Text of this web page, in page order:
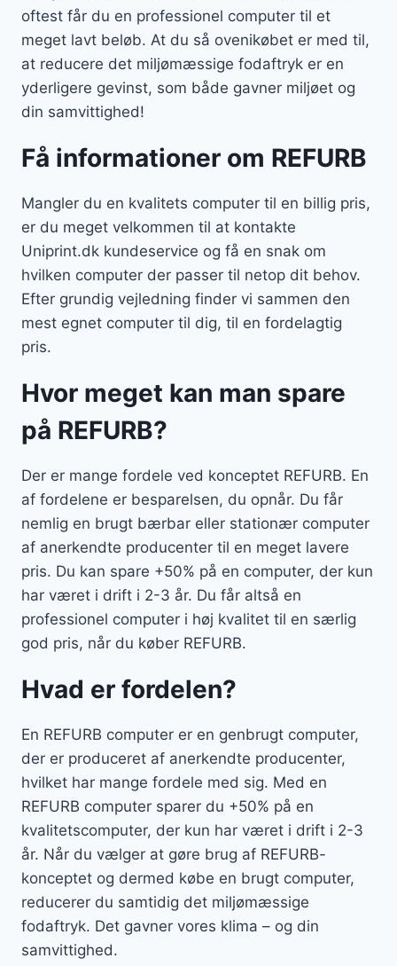
oftest får du en professionel computer til et
meget lavt beløb. At du så ovenikøbet er med til,
at reducere det miljømæssige fodaftryk er en
yderligere gevinst, som både gavner miljøet og
din samvittighed!
Få informationer om REFURB
Mangler du en kvalitets computer til en billig pris,
er du meget velkommen til at kontakte
Uniprint.dk kundeservice og få en snak om
hvilken computer der passer til netop dit behov.
Efter grundig vejledning finder vi sammen den
mest egnet computer til dig, til en fordelagtig
pris.
Hvor meget kan man spare
på REFURB?
Der er mange fordele ved konceptet REFURB. En
af fordelene er besparelsen, du opnår. Du får
nemlig en brugt bærbar eller stationær computer
af anerkendte producenter til en meget lavere
pris. Du kan spare +50% på en computer, der kun
har været i drift i 2-3 år. Du får altså en
professionel computer i høj kvalitet til en særlig
god pris, når du køber REFURB.
Hvad er fordelen?
En REFURB computer er en genbrugt computer,
der er produceret af anerkendte producenter,
hvilket har mange fordele med sig. Med en
REFURB computer sparer du +50% på en
kvalitetscomputer, der kun har været i drift i 2-3
år. Når du vælger at gøre brug af REFURB-
konceptet og dermed købe en brugt computer,
reducerer du samtidig det miljømæssige
fodaftryk. Det gavner vores klima – og din
samvittighed.